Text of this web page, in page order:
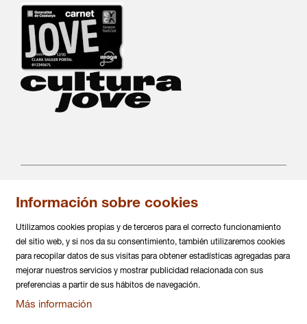
C/ Salvá 86
936 317 882
info@daualsecartsesceniques.cat
Sitemap | Aviso Legal | Política de privacidad
Uso de Cookies
Información sobre cookies
Utilizamos cookies propias y de terceros para el correcto funcionamiento
del sitio web, y si nos da su consentimiento, también utilizaremos cookies
para recopilar datos de sus visitas para obtener estadísticas agregadas para
mejorar nuestros servicios y mostrar publicidad relacionada con sus
preferencias a partir de sus hábitos de navegación.
Más información